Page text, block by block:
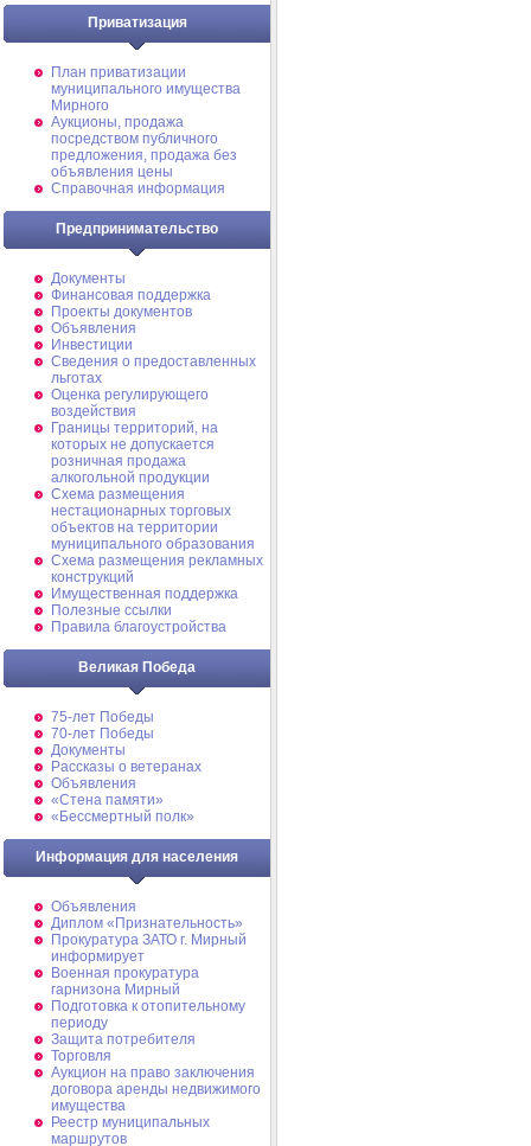
Приватизация
План приватизации
муниципального имущества
Мирного
Аукционы, продажа
посредством публичного
предложения, продажа без
объявления цены
Справочная информация
Предпринимательство
Документы
Финансовая поддержка
Проекты документов
Объявления
Инвестиции
Сведения о предоставленных
льготах
Оценка регулирующего
воздействия
Границы территорий, на
которых не допускается
розничная продажа
алкогольной продукции
Схема размещения
нестационарных торговых
объектов на территории
муниципального образования
Схема размещения рекламных
конструкций
Имущественная поддержка
Полезные ссылки
Правила благоустройства
Великая Победа
75-лет Победы
70-лет Победы
Документы
Рассказы о ветеранах
Объявления
«Стена памяти»
«Бессмертный полк»
Информация для населения
Объявления
Диплом «Признательность»
Прокуратура ЗАТО г. Мирный
информирует
Военная прокуратура
гарнизона Мирный
Подготовка к отопительному
периоду
Защита потребителя
Торговля
Аукцион на право заключения
договора аренды недвижимого
имущества
Реестр муниципальных
маршрутов